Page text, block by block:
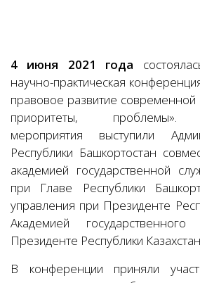
4 июня 2021 года
научно-практическая
правовое развитие современной
приоритеты, проблемы».
мероприятия выступили
Республики Башкортостан
академией государственной
при Главе Республики
управления при Президенте
Академией
Президенте Республики
В конференции приняли